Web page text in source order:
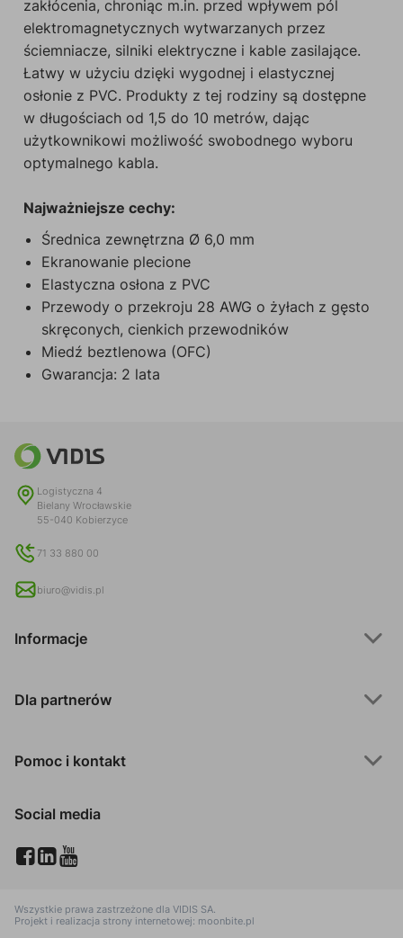
zakłócenia, chroniąc m.in. przed wpływem pól
elektromagnetycznych wytwarzanych przez
ściemniacze, silniki elektryczne i kable zasilające.
Łatwy w użyciu dzięki wygodnej i elastycznej
osłonie z PVC. Produkty z tej rodziny są dostępne
w długościach od 1,5 do 10 metrów, dając
użytkownikowi możliwość swobodnego wyboru
optymalnego kabla.
Najważniejsze cechy:
Średnica zewnętrzna Ø 6,0 mm
Ekranowanie plecione
Elastyczna osłona z PVC
Przewody o przekroju 28 AWG o żyłach z gęsto
skręconych, cienkich przewodników
Miedź beztlenowa (OFC)
Gwarancja: 2 lata
Logistyczna 4
Bielany Wrocławskie
55-040 Kobierzyce
71 33 880 00
biuro@vidis.pl
Informacje
Dla partnerów
Pomoc i kontakt
Social media
Wszystkie prawa zastrzeżone dla VIDIS SA.
Projekt i realizacja strony internetowej: moonbite.pl